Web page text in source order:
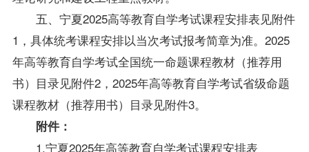
五、宁夏2025高等教育自学考试课程安排表见附件
1，具体统考课程安排以当次考试报考简章为准。2025
年高等教育自学考试全国统一命题课程教材（推荐用
书）目录见附件2，2025年高等教育自学考试省级命题
课程教材（推荐用书）目录见附件3。
附件：
1.宁夏2025年高等教育自学考试课程安排表